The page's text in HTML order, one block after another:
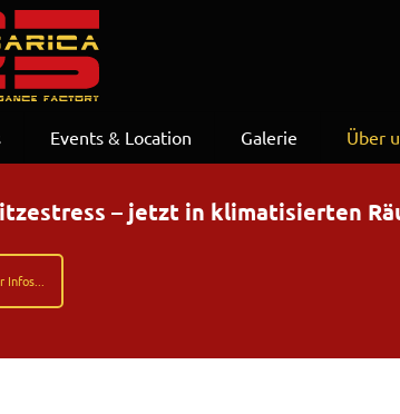
Events & Location Galerie Über
– jetzt in klimatisierten
Infos...